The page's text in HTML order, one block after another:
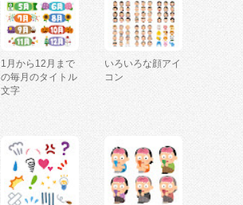
1月から12月まで
の毎月のタイトル
文字
いろいろな顔アイ
コン